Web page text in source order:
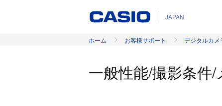
JAPAN
ホーム お客様サポート デジタルカメ
一般性能/撮影条件